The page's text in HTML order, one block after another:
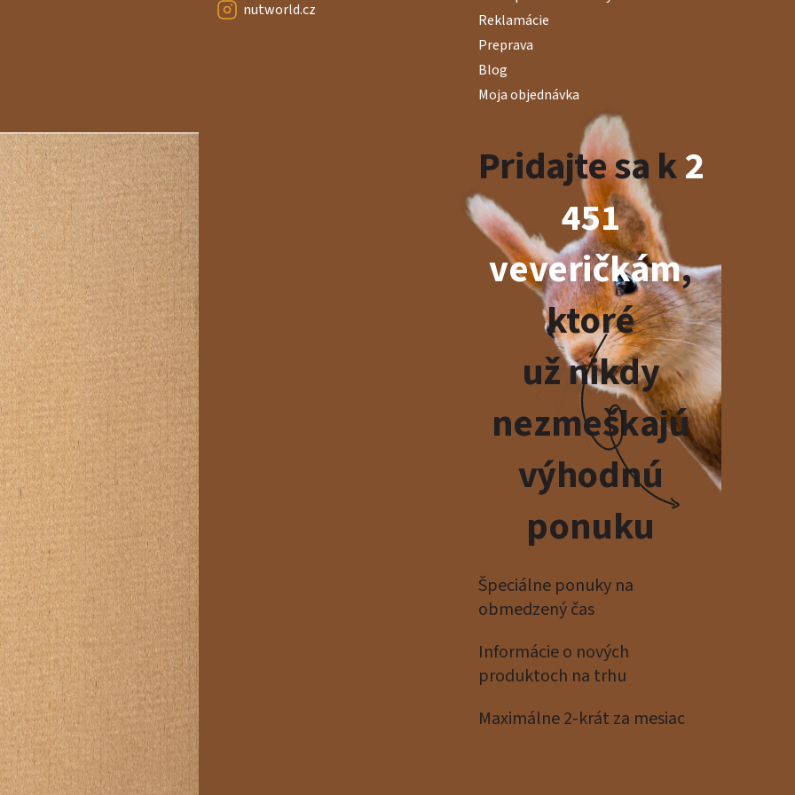
nutworld.cz
Reklamácie
Preprava
Blog
Moja objednávka
Pridajte sa k2
451
veveričkám,
ktoré
už nikdy
nezmeškajú
výhodnú
ponuku
Špeciálne ponuky na
obmedzený čas
Informácie o nových
produktoch na trhu
Maximálne 2-krát za mesiac